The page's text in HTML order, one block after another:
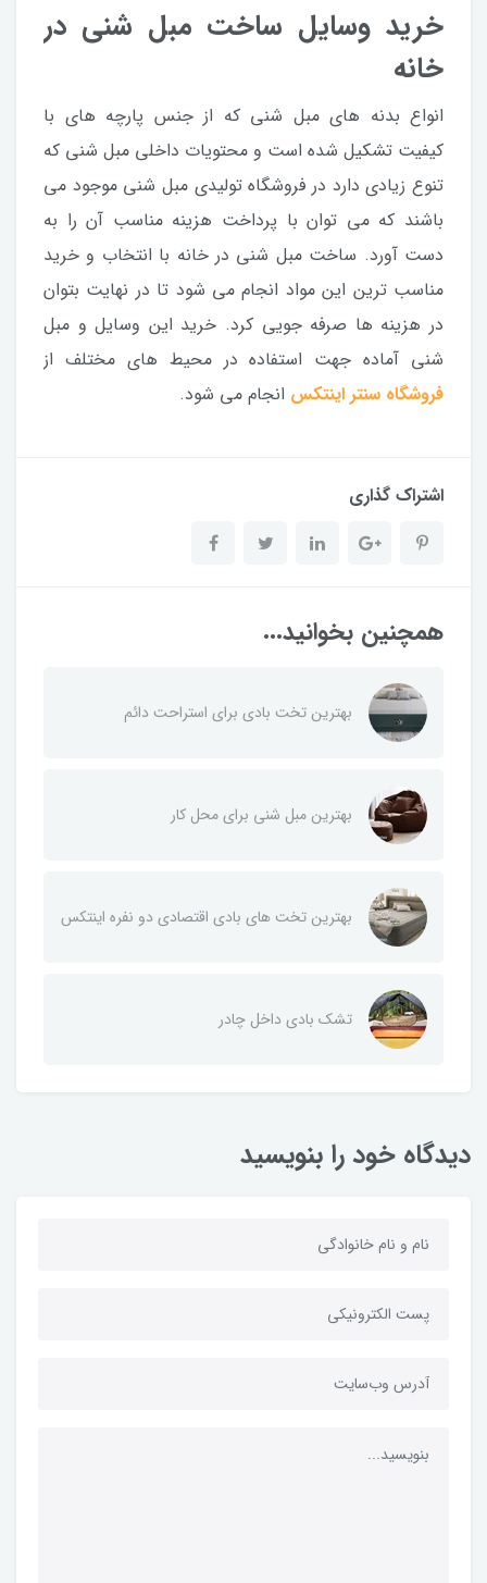
خرید وسایل ساخت مبل شنی در
خانه
انواع بدنه های مبل شنی که از جنس پارچه های با
کیفیت تشکیل شده است و محتویات داخلی مبل شنی که
تنوع زیادی دارد در فروشگاه تولیدی مبل شنی موجود می
باشند که می توان با پرداخت هزینه مناسب آن را به
دست آورد. ساخت مبل شنی در خانه با انتخاب و خرید
مناسب ترین این مواد انجام می شود تا در نهایت بتوان
در هزینه ها صرفه جویی کرد. خرید این وسایل و مبل
شنی آماده جهت استفاده در محیط های مختلف از
فروشگاه سنتر اینتکس انجام می شود.
اشتراک گذاری
همچنین بخوانید...
بهترین تخت بادی برای استراحت دائم
بهترین مبل شنی برای محل کار
بهترین تخت های بادی اقتصادی دو نفره اینتکس
تشک بادی داخل چادر
دیدگاه خود را بنویسید